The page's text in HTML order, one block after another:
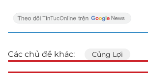
Các chủ đề khác: Củng Lợi